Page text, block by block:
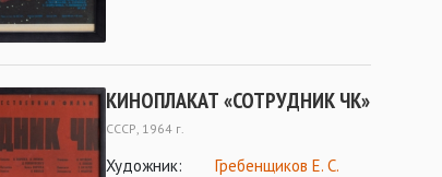
КИНОПЛАКАТ «СОТРУДНИК ЧК»
СССР, 1964 г.
Художник:
Гребенщиков Е. С.